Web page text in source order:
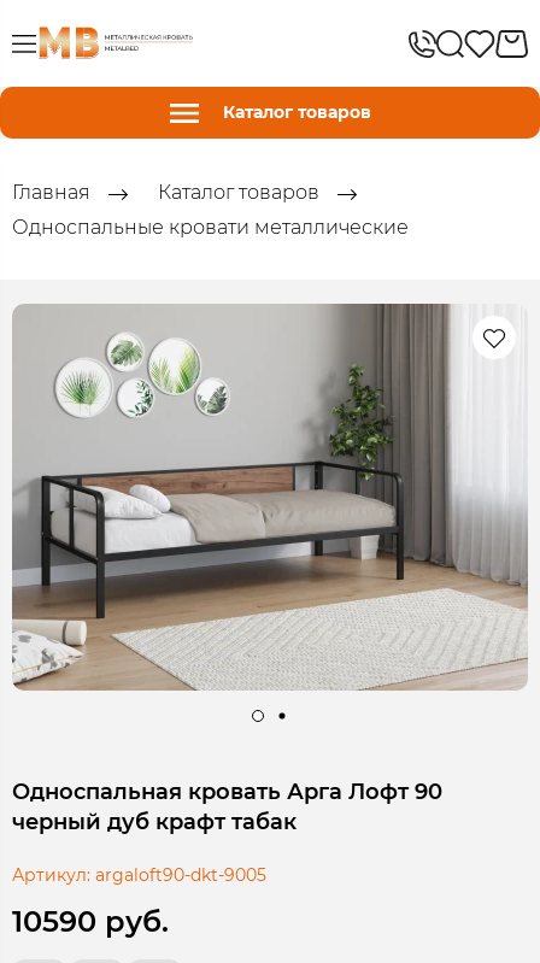
Каталог товаров
Главная
Каталог товаров
Односпальные кровати металлические
Односпальная кровать Арга Лофт 90
черный дуб крафт табак
Артикул: argaloft90-dkt-9005
10590 руб.